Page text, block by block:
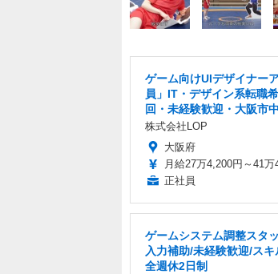
ゲーム向けUIデザイナー
員」IT・デザイン系転職
回・未経験歓迎・大阪市
株式会社LOP
大阪府
月給27万4,200円～41万
正社員
ゲームシステム調整スタ
入力補助/未経験歓迎/ス
全週休2日制